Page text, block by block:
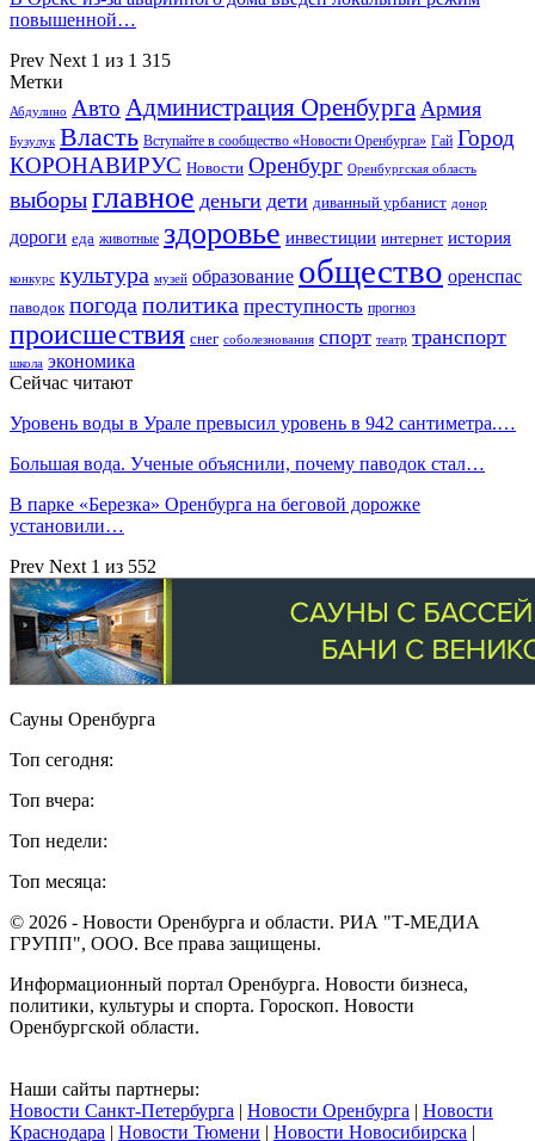
повышенной…
Prev Next 1 из 1 315
Метки
Абдулино Авто Администрация Оренбурга Армия
Бузулук Власть Вступайте в сообщество «Новости Оренбурга» Гай Город
КОРОНАВИРУС Новости Оренбург Оренбургская область
выборыглавное деньги дети диванный урбанист донор
дороги еда животные здоровье инвестиции интернет история
конкурс культура музей образование общество оренспас
паводок погода политика преступность прогноз
происшествия снег соболезнования спорт театр транспорт
школа экономика
Сейчас читают
Уровень воды в Урале превысил уровень в 942 сантиметра.…
Большая вода. Ученые объяснили, почему паводок стал…
В парке «Березка» Оренбурга на беговой дорожке
установили…
Prev Next 1 из 552
Сауны Оренбурга
Топ сегодня:
Топ вчера:
Топ недели:
Топ месяца:
© 2026 - Новости Оренбурга и области. РИА "Т-МЕДИА
ГРУПП", ООО. Все права защищены.
Информационный портал Оренбурга. Новости бизнеса,
политики, культуры и спорта. Гороскоп. Новости
Оренбургской области.
Наши сайты партнеры:
Новости Санкт-Петербурга | Новости Оренбурга | Новости
Краснодара | Новости Тюмени | Новости Новосибирска |